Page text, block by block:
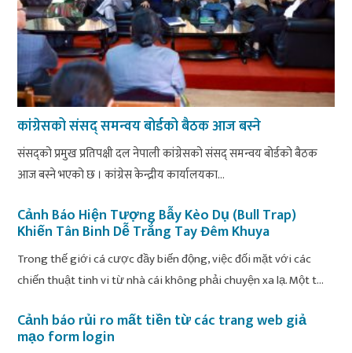
कांग्रेसको संसद् समन्वय बोर्डको बैठक आज बस्ने
संसद्को प्रमुख प्रतिपक्षी दल नेपाली कांग्रेसको संसद् समन्वय बोर्डको बैठक
आज बस्ने भएको छ । कांग्रेस केन्द्रीय कार्यालयका...
Cảnh Báo Hiện Tượng Bẫy Kèo Dụ (Bull Trap)
Khiến Tân Binh Dễ Trắng Tay Đêm Khuya
Trong thế giới cá cược đầy biến động, việc đối mặt với các
chiến thuật tinh vi từ nhà cái không phải chuyện xa lạ. Một t...
Cảnh báo rủi ro mất tiền từ các trang web giả
mạo form login